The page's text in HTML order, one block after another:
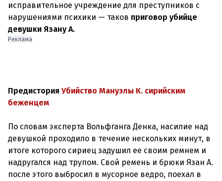
исправительное учреждение для преступников с
нарушениями психики — таков приговор убийце
девушки Язану А.
Реклама
Предистория Убийство Мануэлы К. сирийским
беженцем
По словам эксперта Вольфганга Денка, насилие над
девушкой проходило в течение нескольких минут, в
итоге которого сириец задушил ее своим ремнем и
надругался над трупом. Свой ремень и брюки Язан А.
после этого выбросил в мусорное ведро, поехал в